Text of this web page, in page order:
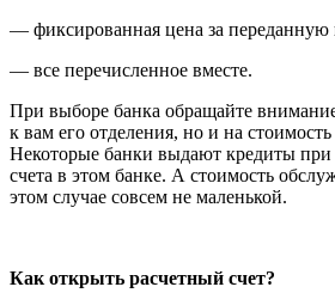
— фиксированная цена за переданную
— все перечисленное вместе.
При выборе банка обращайте
к вам его отделения, но и на
Некоторые банки выдают кредиты при
счета в этом банке. А стоимость
этом случае совсем не маленькой.
Как открыть расчетный счет?